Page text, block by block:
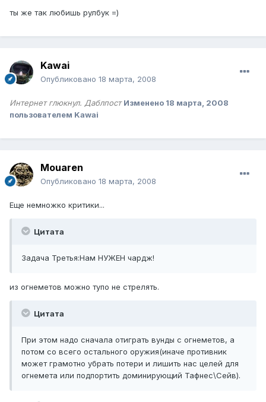
ты же так любишь рулбук =)
Kawai
Опубликовано 18 марта, 2008
Интернет глюкнул. Даблпост Изменено 18 марта, 2008
пользователем Kawai
Mouaren
Опубликовано 18 марта, 2008
Еще немножко критики...
Цитата
Задача Третья:Нам НУЖЕН чардж!
из огнеметов можно тупо не стрелять.
Цитата
При этом надо сначала отиграть вунды с огнеметов, а
потом со всего остального оружия(иначе противник
может грамотно убрать потери и лишить нас целей для
огнемета или подпортить доминирующий Тафнес\Сейв).